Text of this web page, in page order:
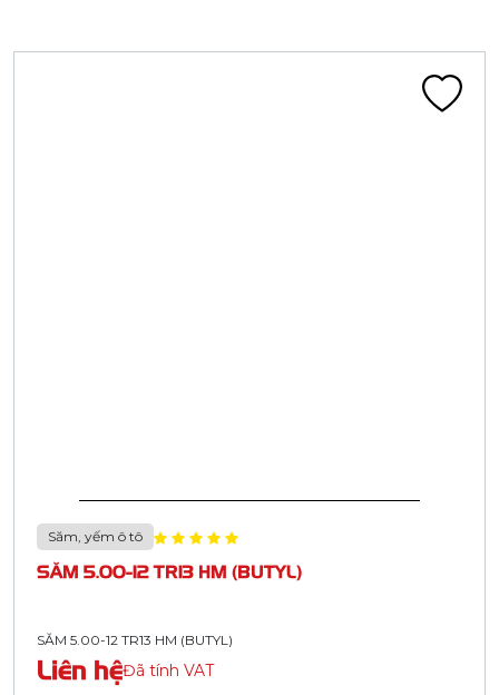
Săm, yếm ô tô
SĂM 5.00-12 TR13 HM (BUTYL)
SĂM 5.00-12 TR13 HM (BUTYL)
Liên hệĐã tính VAT